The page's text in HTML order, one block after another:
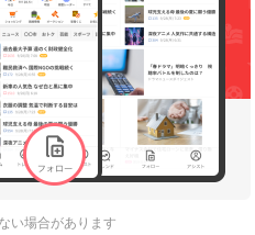
い場合があります